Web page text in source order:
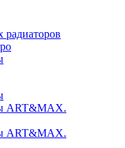
ART&MAX.
ART&MAX.